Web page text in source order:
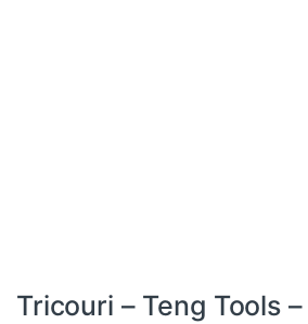
Tricouri – Teng Tools